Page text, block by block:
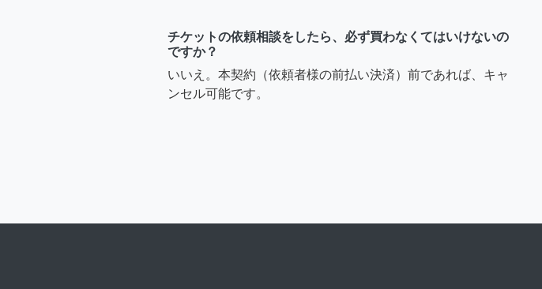
チケットの依頼相談をしたら、必ず買わなくてはいけないの
ですか？
いいえ。本契約（依頼者様の前払い決済）前であれば、キャ
ンセル可能です。